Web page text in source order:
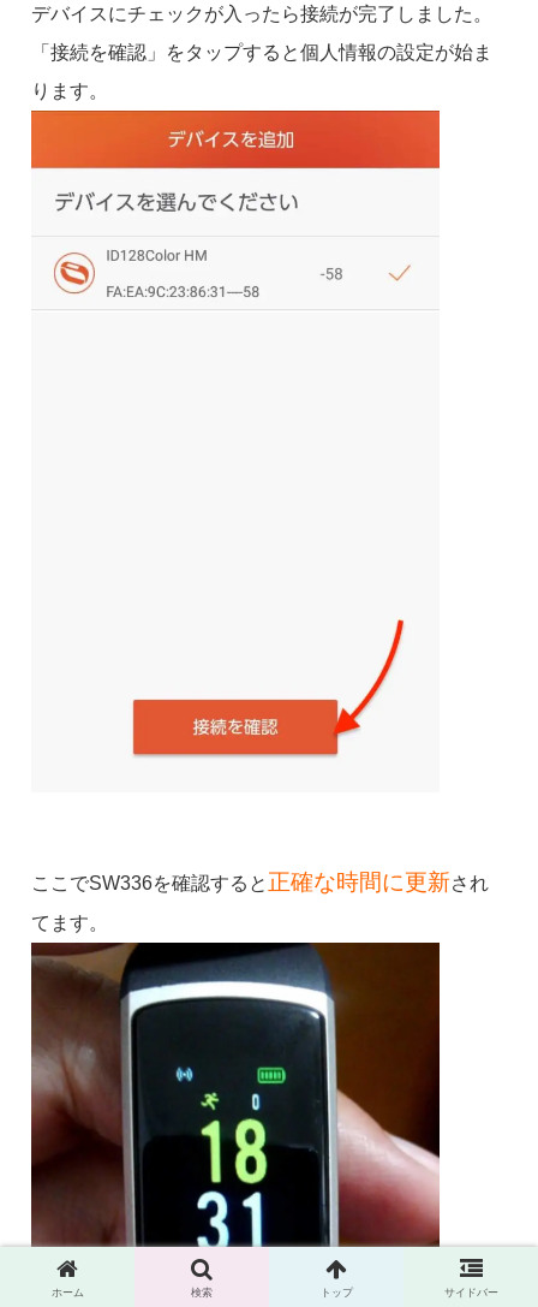
デバイスにチェックが入ったら接続が完了しました。
「接続を確認」をタップすると個人情報の設定が始ま
ります。
ここでSW336を確認すると 正確な時間に更新され
てます。
ホーム 検索 トップ サイドバー